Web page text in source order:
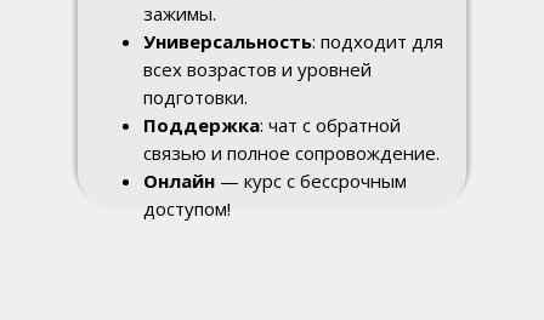
зажимы.
Универсальность: подходит для
всех возрастов и уровней
подготовки.
Поддержка: чат с обратной
связью и полное сопровождение.
Онлайн — курс с бессрочным
доступом!